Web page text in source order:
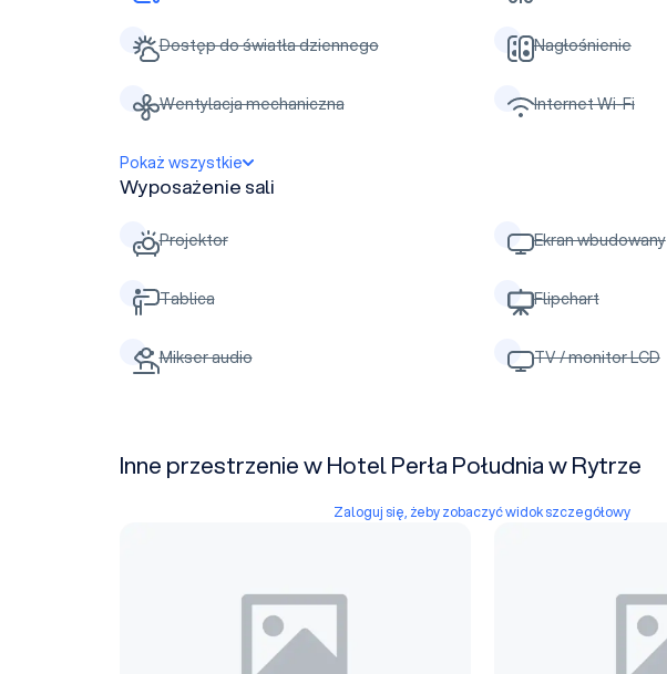
Dostęp do światła dziennego Nagłośnienie
Wentylacja mechaniczna Internet Wi-Fi
Pokaż wszystkie
Wyposażenie sali
Projektor Ekran wbudowany
Tablica Flipchart
Mikser audio TV / monitor LCD
Inne przestrzenie w Hotel Perła Południa w Rytrze
Zaloguj się, żeby zobaczyć widok szczegółowy